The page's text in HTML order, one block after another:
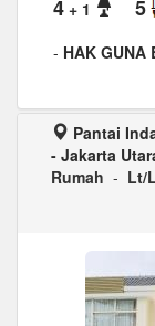
4 + 1 5
- HAK GUNA
Pantai
- Jakarta
Rumah - Lt/